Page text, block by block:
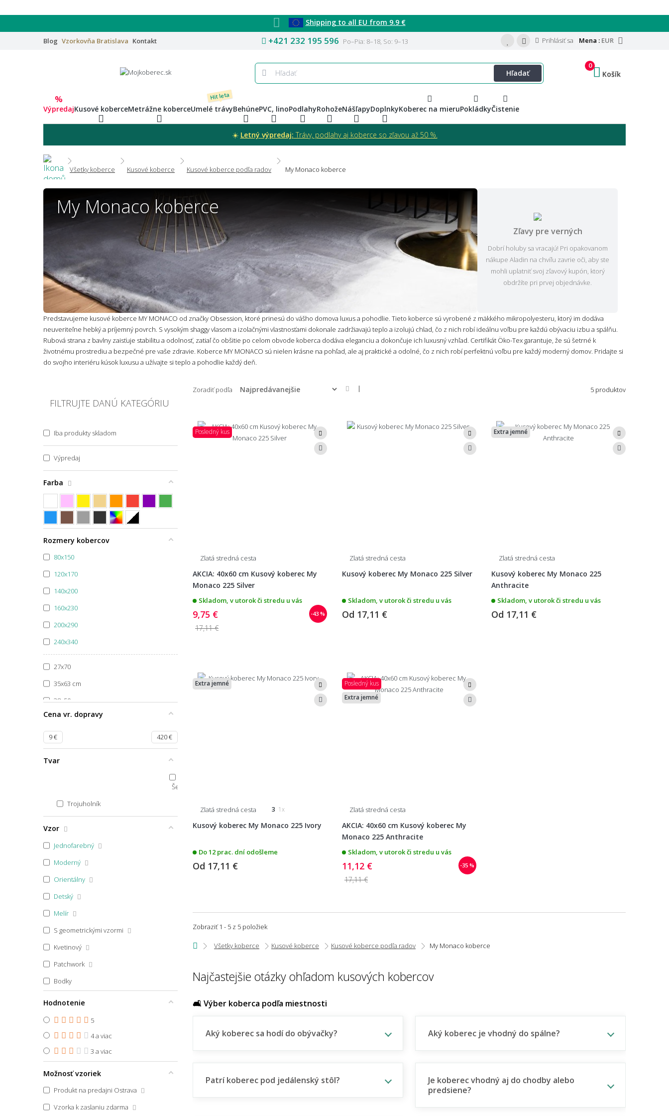
Shipping to all EU from 9.9 €
Blog Vzorkovňa Bratislava Kontakt +421 232 195 596 Po–Pia: 8–18, So: 9–13 Mena : EUR
Prihlásiť sa
Hľadať
0
Košík
%
VýpredajKusové koberceMetrážne koberce
Hit leta
Umelé trávyBehúnePVC, linoPodlahyRohožeNášľapyDoplnkyKoberec na mieruPokládkyČistenie
☀️ Letný výpredaj: Trávy, podlahy aj koberce so zľavou až 50 %.
Všetky koberce Kusové koberce Kusové koberce podľa radov My Monaco koberce
My Monaco koberce
Zľavy pre verných
Dobrí holuby sa vracajú! Pri opakovanom
nákupe Aladin na chvíľu zavrie oči, aby ste
mohli uplatniť svoj zľavový kupón, ktorý
obdržíte pri prvej objednávke.
Predstavujeme kusové koberce MY MONACO od značky Obsession, ktoré prinesú do vášho domova luxus a pohodlie. Tieto koberce sú vyrobené z mäkkého mikropolyesteru, ktorý im dodáva
neuveriteľne hebký a príjemný povrch. S vysokým shaggy vlasom a izolačnými vlastnosťami dokonale zadržiavajú teplo a izolujú chlad, čo z nich robí ideálnu voľbu pre každú obývaciu izbu a spálňu.
Rubová strana z bavlny zaisťuje stabilitu a odolnosť, zatiaľ čo obšitie po celom obvode koberca dodáva eleganciu a dokončuje ich luxusný vzhľad. Certifikát Öko-Tex garantuje, že sú šetrné k
životnému prostrediu a bezpečné pre vaše zdravie. Koberce MY MONACO sú nielen krásne na pohľad, ale aj praktické a odolné, čo z nich robí perfektnú voľbu pre každý moderný domov. Pridajte si
do svojho interiéru kúsok luxusu a užívajte si teplo a pohodlie každý deň.
FILTRUJTE DANÚ KATEGÓRIU
Iba produkty skladom
Výpredaj
Farba
Špecifikácia farby
Rozmery kobercov
27x70
35x63 cm
38x50 cm
39x58
39x80
40x40
40x60 půlkruh
40x60x1,7
45x70 půlkruh
45x75
45x75 půlkruh
45x140
45x150
46x61
47x140
80x150
120x170
140x200
160x230
200x290
240x340
Cena vr. dopravy
9€ 420€
Tvar
Šesťuholník
Trojuholník
Vzor
Jednofarebný
Moderný
Orientálny
Detský
Melír
S geometrickými vzormi
Kvetinový
Patchwork
Bodky
Škandinávsky
Hodnotenie
5
4 a viac
3 a viac
Možnosť vzoriek
Produkt na predajni Ostrava
Vzorka k zaslaniu zdarma
Zoradiť podľa | 5 produktov
Posledný kus
Zlatá stredná cesta
AKCIA: 40x60 cm Kusový koberec My
Monaco 225 Silver
Skladom, v utorok či stredu u vás
-43 %
9,75 €
17,11 €
Zlatá stredná cesta
Kusový koberec My Monaco 225 Silver
Skladom, v utorok či stredu u vás
Od 17,11 €
Extra jemné
Zlatá stredná cesta
Kusový koberec My Monaco 225
Anthracite
Skladom, v utorok či stredu u vás
Od 17,11 €
Extra jemné
Zlatá stredná cesta 3 1x
Kusový koberec My Monaco 225 Ivory
Do 12 prac. dní odošleme
Od 17,11 €
Posledný kus
Extra jemné
Zlatá stredná cesta
AKCIA: 40x60 cm Kusový koberec My
Monaco 225 Anthracite
Skladom, v utorok či stredu u vás
-35 %
11,12 €
17,11 €
Zobraziť 1 - 5 z 5 položiek
Všetky koberce Kusové koberce Kusové koberce podľa radov My Monaco koberce
Najčastejšie otázky ohľadom kusových kobercov
🛋️ Výber koberca podľa miestnosti
Aký koberec sa hodí do obývačky? Aký koberec je vhodný do spálne?
Patrí koberec pod jedálenský stôl?
Je koberec vhodný aj do chodby alebo
predsiene?